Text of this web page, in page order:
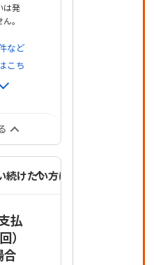
は発
。
など
こち
続けたい方は
払
）
合